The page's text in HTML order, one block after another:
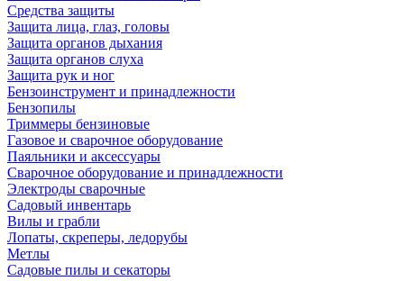
Средства защиты
Защита лица, глаз, головы
Защита органов дыхания
Защита органов слуха
Защита рук и ног
Бензоинструмент и принадлежности
Бензопилы
Триммеры бензиновые
Газовое и сварочное оборудование
Паяльники и аксессуары
Сварочное оборудование и принадлежности
Электроды сварочные
Садовый инвентарь
Вилы и грабли
Лопаты, скреперы, ледорубы
Метлы
Садовые пилы и секаторы